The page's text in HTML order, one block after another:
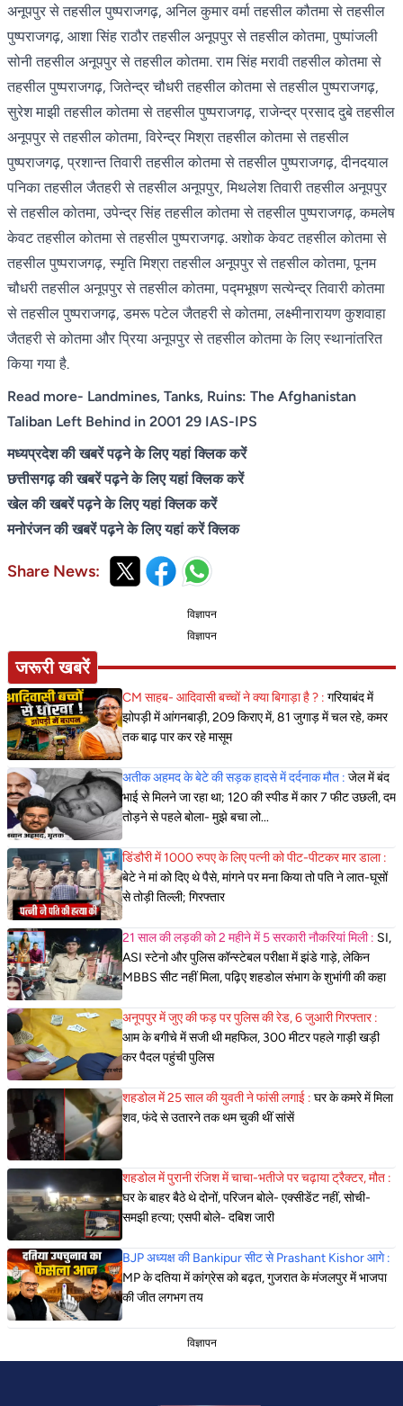
अनूपपुर से तहसील पुष्पराजगढ़, अनिल कुमार वर्मा तहसील कौतमा से तहसील
पुष्पराजगढ़, आशा सिंह राठौर तहसील अनूपपुर से तहसील कोतमा, पुष्पांजली
सोनी तहसील अनूपपुर से तहसील कोतमा. राम सिंह मरावी तहसील कोतमा से
तहसील पुष्पराजगढ़, जितेन्द्र चौधरी तहसील कोतमा से तहसील पुष्पराजगढ़,
सुरेश माझी तहसील कोतमा से तहसील पुष्पराजगढ़, राजेन्द्र प्रसाद दुबे तहसील
अनूपपुर से तहसील कोतमा, विरेन्द्र मिश्रा तहसील कोतमा से तहसील
पुष्पराजगढ़, प्रशान्त तिवारी तहसील कोतमा से तहसील पुष्पराजगढ़, दीनदयाल
पनिका तहसील जैतहरी से तहसील अनूपपुर, मिथलेश तिवारी तहसील अनूपपुर
से तहसील कोतमा, उपेन्द्र सिंह तहसील कोतमा से तहसील पुष्पराजगढ़, कमलेष
केवट तहसील कोतमा से तहसील पुष्पराजगढ़. अशोक केवट तहसील कोतमा से
तहसील पुष्पराजगढ़, स्मृति मिश्रा तहसील अनूपपुर से तहसील कोतमा, पूनम
चौधरी तहसील अनूपपुर से तहसील कोतमा, पद्मभूषण सत्येन्द्र तिवारी कोतमा
से तहसील पुष्पराजगढ़, डमरू पटेल जैतहरी से कोतमा, लक्ष्मीनारायण कुशवाहा
जैतहरी से कोतमा और प्रिया अनूपपुर से तहसील कोतमा के लिए स्थानांतरित
किया गया है.
Read more- Landmines, Tanks, Ruins: The Afghanistan
Taliban Left Behind in 2001 29 IAS-IPS
मध्यप्रदेश की खबरें पढ़ने के लिए यहां क्लिक करें
छत्तीसगढ़ की खबरें पढ़ने के लिए यहां क्लिक करें
खेल की खबरें पढ़ने के लिए यहां क्लिक करें
मनोरंजन की खबरें पढ़ने के लिए यहां करें क्लिक
Share News:
विज्ञापन
विज्ञापन
जरूरी खबरें
CM साहब- आदिवासी बच्चों ने क्या बिगाड़ा है ? : गरियाबंद में
झोपड़ी में आंगनबाड़ी, 209 किराए में, 81 जुगाड़ में चल रहे, कमर
तक बाढ़ पार कर रहे मासूम
अतीक अहमद के बेटे की सड़क हादसे में दर्दनाक मौत : जेल में बंद
भाई से मिलने जा रहा था; 120 की स्पीड में कार 7 फीट उछली, दम
तोड़ने से पहले बोला- मुझे बचा लो...
डिंडौरी में 1000 रुपए के लिए पत्नी को पीट-पीटकर मार डाला :
बेटे ने मां को दिए थे पैसे, मांगने पर मना किया तो पति ने लात-घूसों
से तोड़ी तिल्ली; गिरफ्तार
21 साल की लड़की को 2 महीने में 5 सरकारी नौकरियां मिली : SI,
ASI स्टेनो और पुलिस कॉन्स्टेबल परीक्षा में झंडे गाड़े, लेकिन
MBBS सीट नहीं मिला, पढ़िए शहडोल संभाग के शुभांगी की कहा
अनूपपुर में जुए की फड़ पर पुलिस की रेड, 6 जुआरी गिरफ्तार :
आम के बगीचे में सजी थी महफिल, 300 मीटर पहले गाड़ी खड़ी
कर पैदल पहुंची पुलिस
शहडोल में 25 साल की युवती ने फांसी लगाई : घर के कमरे में मिला
शव, फंदे से उतारने तक थम चुकी थीं सांसें
शहडोल में पुरानी रंजिश में चाचा-भतीजे पर चढ़ाया ट्रैक्टर, मौत :
घर के बाहर बैठे थे दोनों, परिजन बोले- एक्सीडेंट नहीं, सोची-
समझी हत्या; एसपी बोले- दबिश जारी
BJP अध्यक्ष की Bankipur सीट से Prashant Kishor आगे :
MP के दतिया में कांग्रेस को बढ़त, गुजरात के मंजलपुर में भाजपा
की जीत लगभग तय
विज्ञापन